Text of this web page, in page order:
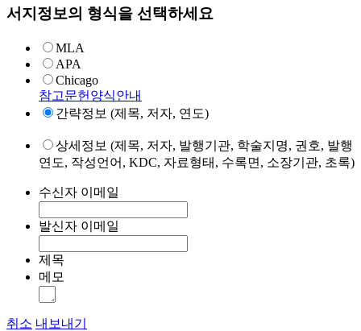
서지정보의 형식을 선택하세요
MLA
APA
Chicago
참고문헌양식안내
간략정보 (제목, 저자, 연도)
상세정보 (제목, 저자, 발행기관, 학술지명, 권호, 발행
연도, 작성언어, KDC, 자료형태, 수록면, 소장기관, 초록)
수신자 이메일
발신자 이메일
제목
메모
취소 내보내기